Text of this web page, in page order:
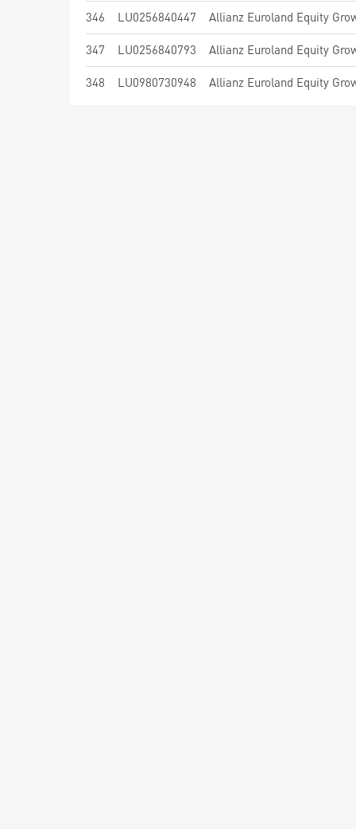
346 LU0256840447 Allianz Euroland Equity
347 LU0256840793 Allianz Euroland Equity
348 LU0980730948 Allianz Euroland Equity